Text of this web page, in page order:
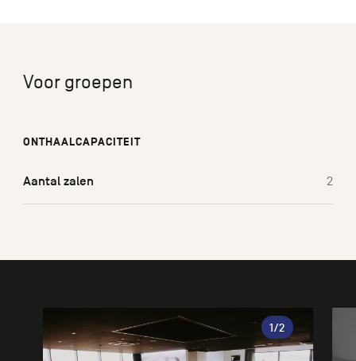
Voor groepen
ONTHAALCAPACITEIT
Aantal zalen 2
1/2